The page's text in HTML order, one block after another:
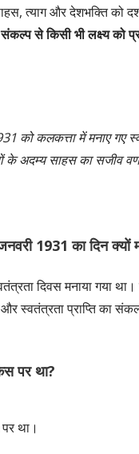
त्याग और देशभक्ति को
से किसी भी लक्ष्य को
को कलकत्ता में मनाए गए
के अदम्य साहस का सजीव
1931 का दिन क्यों
दिवस मनाया गया
स्वतंत्रता प्राप्ति का
पर था?
था।